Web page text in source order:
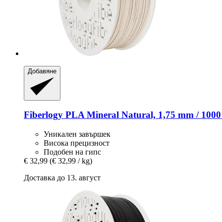
Добавяне
Fiberlogy PLA Mineral Natural, 1,75 mm /
Уникален завършек
Висока прецизност
Подобен на гипс
€ 32,99 (€ 32,99 / kg)
Доставка до 13. август